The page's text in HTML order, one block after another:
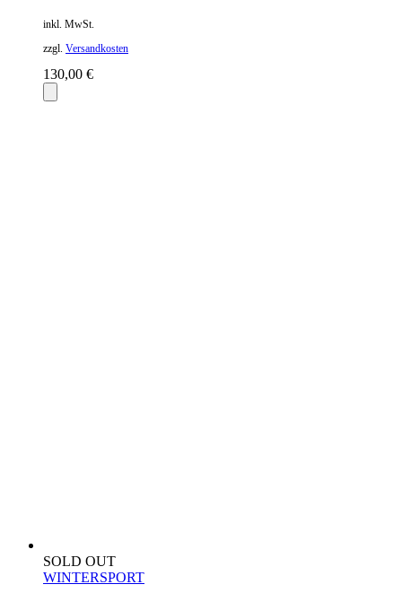
inkl. MwSt.
zzgl. Versandkosten
130,00 €
SOLD OUT
WINTERSPORT